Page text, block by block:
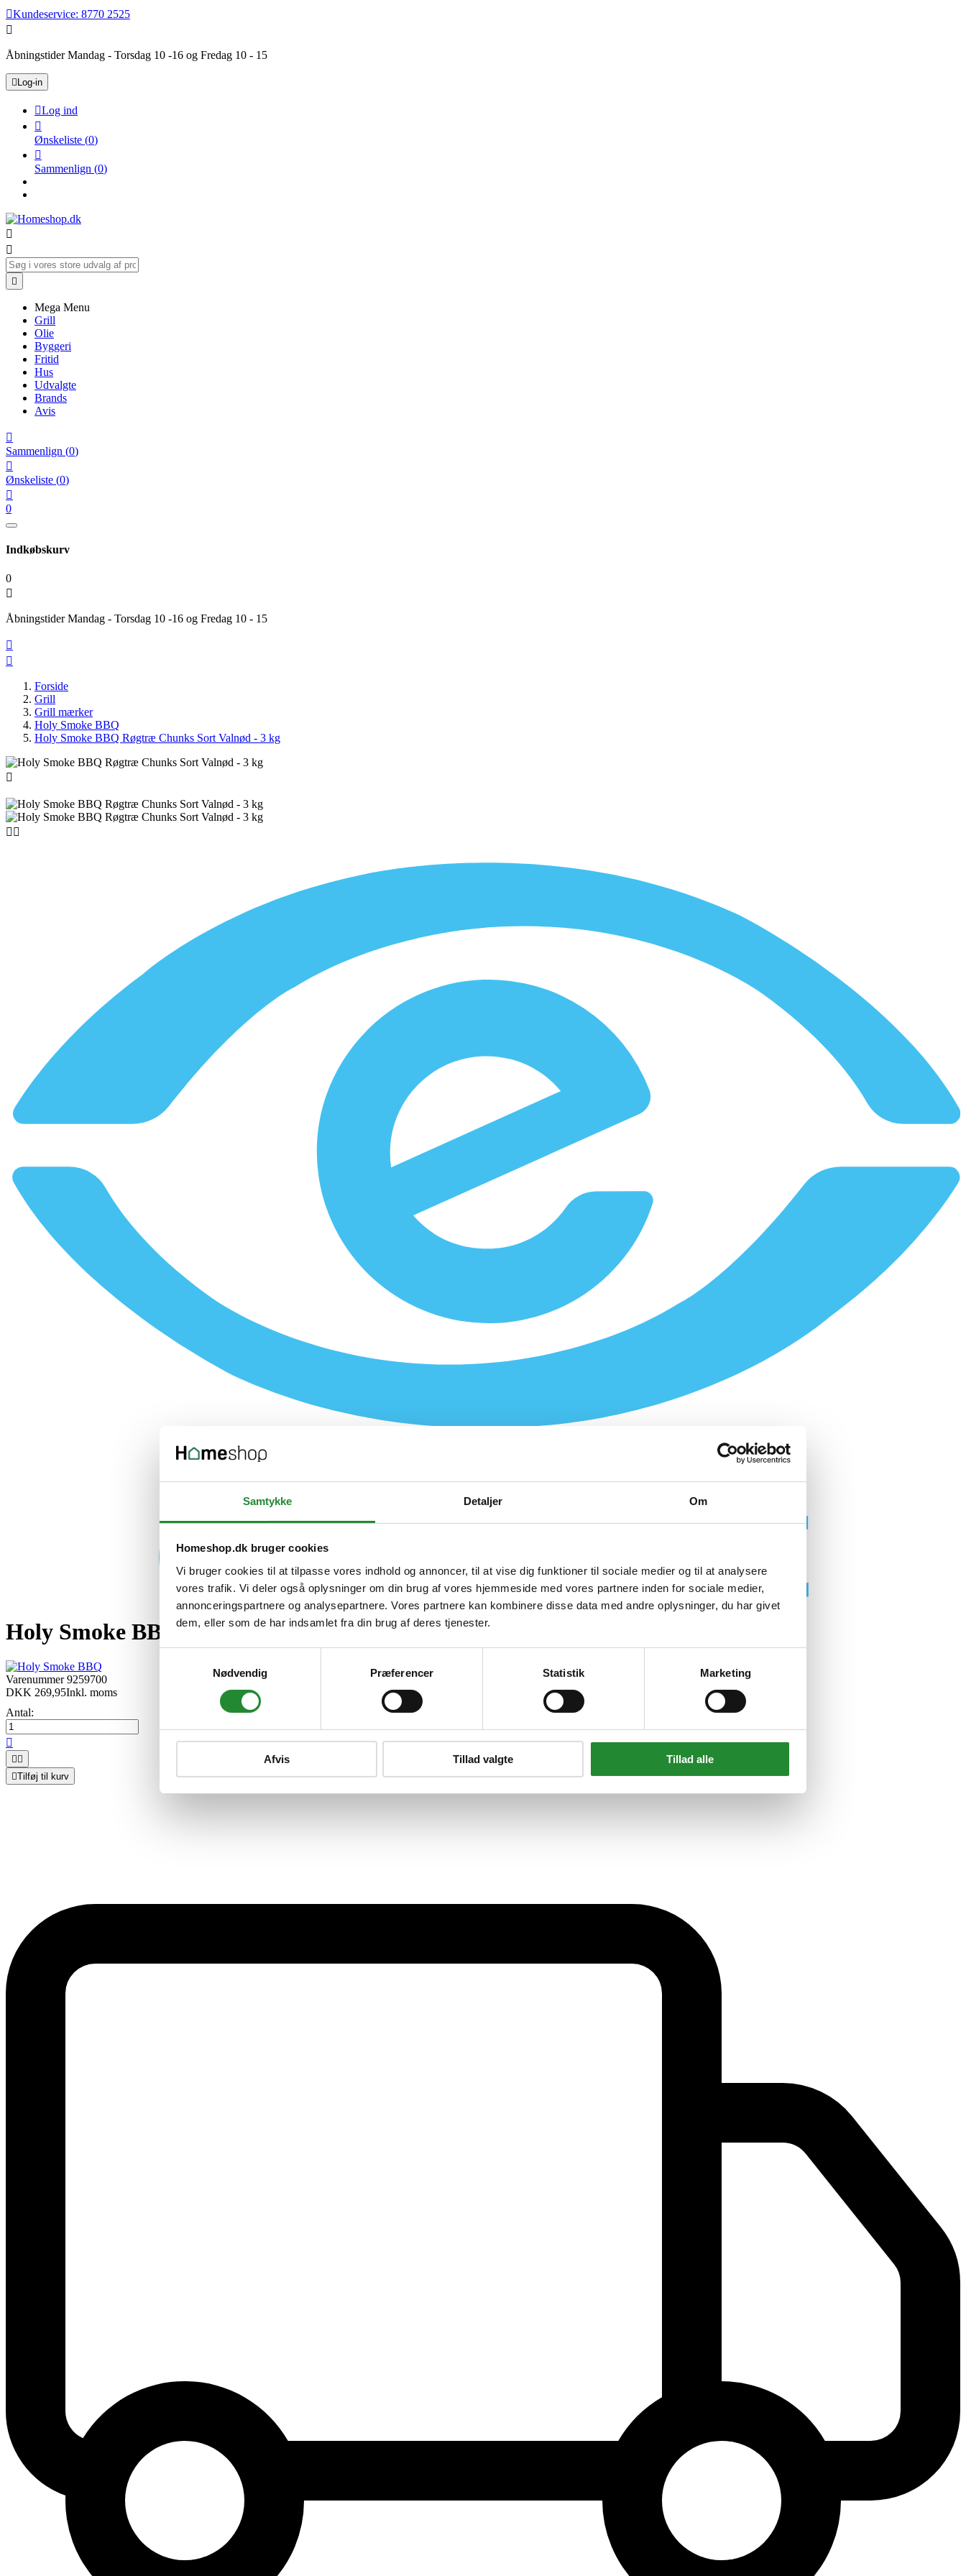
Samtykke Detaljer Om
Homeshop.dk bruger cookies
Vi bruger cookies til at tilpasse vores indhold og annoncer, til at vise dig funktioner til sociale medier og til at analysere
vores trafik. Vi deler også oplysninger om din brug af vores hjemmeside med vores partnere inden for sociale medier,
annonceringspartnere og analysepartnere. Vores partnere kan kombinere disse data med andre oplysninger, du har givet
dem, eller som de har indsamlet fra din brug af deres tjenester.
Nødvendig
Præferencer Statistik Marketing
Afvis Tillad valgte Tillad alle
Kundeservice: 8770 2525

Åbningstider Mandag - Torsdag 10 -16 og Fredag 10 - 15
 Log-in
Log ind

Ønskeliste (0)

Sammenlign (0)



Mega Menu
Grill
Olie
Byggeri
Fritid
Hus
Udvalgte
Brands
Avis

Sammenlign (0)

Ønskeliste (0)

0
Indkøbskurv
0

Åbningstider Mandag - Torsdag 10 -16 og Fredag 10 - 15


Forside
Grill
Grill mærker
Holy Smoke BBQ
Holy Smoke BBQ Røgtræ Chunks Sort Valnød - 3 kg

 
Holy Smoke BBQ Røgtræ Chunks Sort Valnød - 3 kg
Varenummer9259700
DKK 269,95Inkl. moms
Antal:

 
Tilføj til kurv